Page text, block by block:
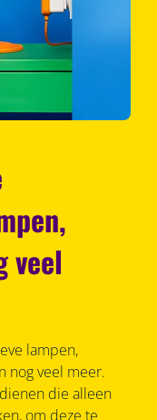
veel
lampen,
nog veel meer.
die alleen
om deze te